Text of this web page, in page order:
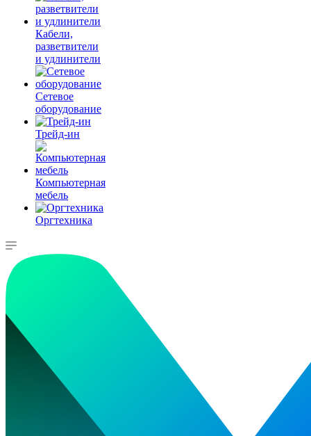
Кабели,
разветвители
и удлинители
Сетевое
оборудование
Трейд-ин
Компьютерная
мебель
Оргтехника